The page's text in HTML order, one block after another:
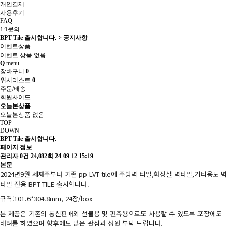
개인결제
사용후기
FAQ
1:1문의
BPT Tile 출시합니다. > 공지사항
이벤트상품
이벤트 상품 없음
Q menu
장바구니 0
위시리스트 0
주문/배송
회원사이드
오늘본상품
오늘본상품 없음
TOP
DOWN
BPT Tile 출시합니다.
페이지 정보
관리자 0건 24,082회 24-09-12 15:19
본문
2024년9월 세째주부터 기존 pp LVT tile에 주방벽 타일,화장실 벽타일,기타용도 벽
타일 전용 BPT TILE 출시합니다.
규격:101.6*304.8mm, 24장/box
본 제품은 기존의 통신판매외 선물용 및 판촉용으로도 사용할 수 있도록 포장에도
배려를 하였으며 향후에도 많은 관심과 성원 부탁 드립니다.